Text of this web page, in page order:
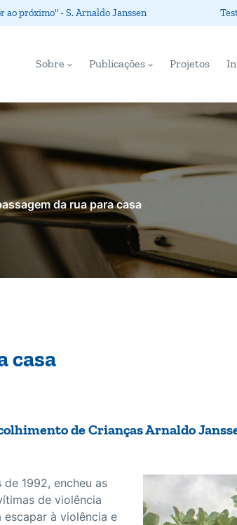
ao próximo" - S. Arnaldo Janssen
Sobre Publicações Projetos
da rua para casa
casa
de Crianças Arnaldo
1992, encheu as
de violência
à violência e